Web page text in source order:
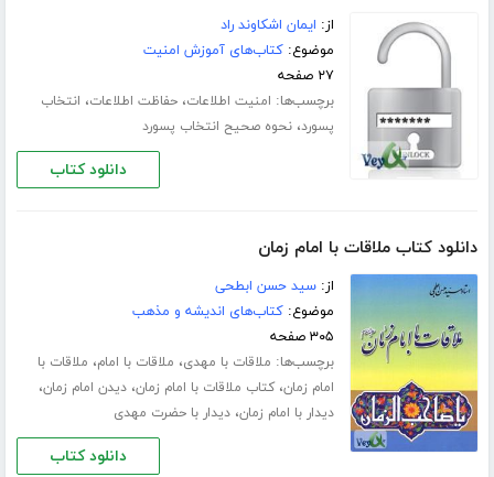
از: ایمان اشکاوند راد
موضوع:کتاب‌های آموزش امنیت
۲۷ صفحه
برچسب‌ها: امنیت اطلاعات،حفاظت اطلاعات، انتخاب
پسورد،نحوه صحیح انتخاب پسورد
دانلود کتاب
دانلود کتاب ملاقات با امام زمان
از:سید حسن ابطحی
موضوع:کتاب‌های اندیشه و مذهب
۳۰۵ صفحه
برچسب‌ها: ملاقات با مهدی، ملاقات با امام، ملاقات با
امام زمان،کتاب ملاقات با امام زمان،دیدن امام زمان،
دیدار با امام زمان،دیدار با حضرت مهدی
دانلود کتاب